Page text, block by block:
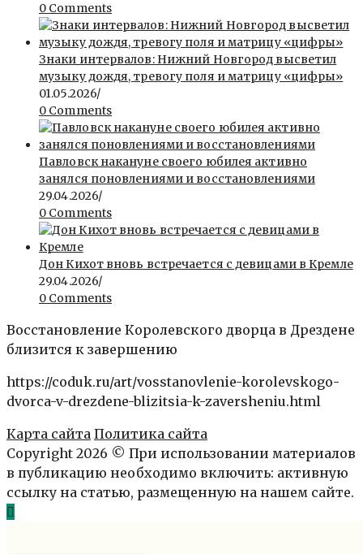
0 Comments
Знаки интервалов: Нижний Новгород высветил
музыку дождя, тревогу поля и матрицу «цифры»
01.05.2026/
0 Comments
Павловск накануне своего юбилея активно
занялся поновлениями и восстановлениями
29.04.2026/
0 Comments
Дон Кихот вновь встречается с девицами в Кремле
29.04.2026/
0 Comments
Восстановление Королевского дворца в Дрездене
близится к завершению
https://coduk.ru/art/vosstanovlenie-korolevskogo-
dvorca-v-drezdene-blizitsia-k-zaversheniu.html
Карта сайта Политика сайта
Copyright 2026 © При использовании материалов
в публикацию необходимо включить: активную
ссылку на статью, размещенную на нашем сайте.